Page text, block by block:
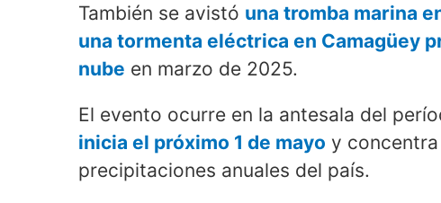
También se avistó una tromba marina
una tormenta eléctrica en Camagüey
nube en marzo de 2025.
El evento ocurre en la antesala del
inicia el próximo 1 de mayo y
precipitaciones anuales del país.